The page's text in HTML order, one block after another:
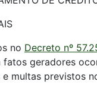
no Decreto nº
fatos geradores
multas previstos